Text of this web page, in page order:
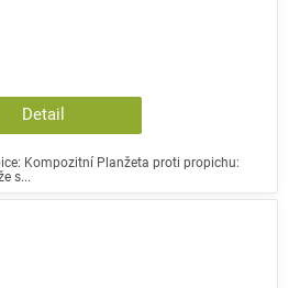
Detail
Kompozitní Planžeta proti propichu:
s...